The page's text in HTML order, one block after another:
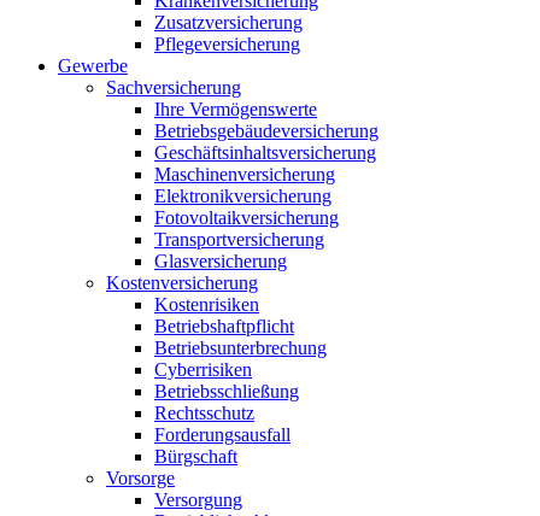
Zusatzversicherung
Pflegeversicherung
Gewerbe
Sachversicherung
Ihre Vermögenswerte
Betriebsgebäudeversicherung
Geschäftsinhaltsversicherung
Maschinenversicherung
Elektronikversicherung
Fotovoltaikversicherung
Transportversicherung
Glasversicherung
Kostenversicherung
Kostenrisiken
Betriebshaftpflicht
Betriebsunterbrechung
Cyberrisiken
Betriebsschließung
Rechtsschutz
Forderungsausfall
Bürgschaft
Vorsorge
Versorgung